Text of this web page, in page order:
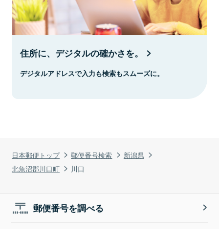
日本郵便トップ 郵便番号検索
新潟県
北魚沼郡川口町
川口
住所に、デジタルの確かさを。
デジタルアドレスで入力も検索もスムーズに。
郵便番号を調べる